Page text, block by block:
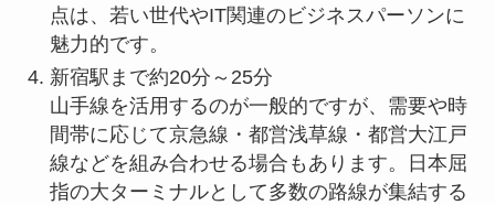
点は、若い世代やIT関連のビジネスパーソンに
魅力的です。
新宿駅まで約20分～25分
山手線を活用するのが一般的ですが、需要や時
間帯に応じて京急線・都営浅草線・都営大江戸
線などを組み合わせる場合もあります。日本屈
指の大ターミナルとして多数の路線が集結する